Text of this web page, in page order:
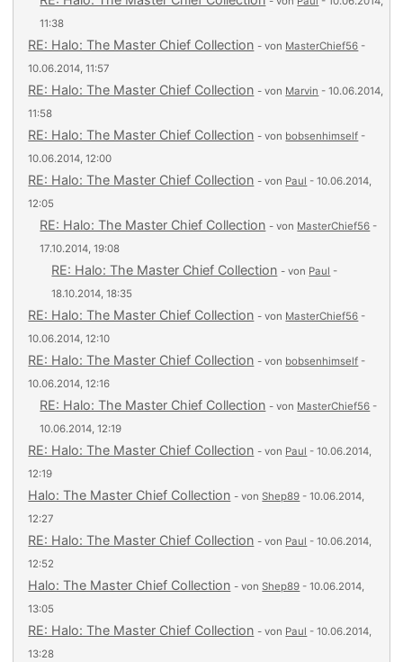
11:38
RE: Halo: The Master Chief Collection - von MasterChief56 -
10.06.2014, 11:57
RE: Halo: The Master Chief Collection - von Marvin - 10.06.2014,
11:58
RE: Halo: The Master Chief Collection - von bobsenhimself -
10.06.2014, 12:00
RE: Halo: The Master Chief Collection - von Paul - 10.06.2014,
12:05
RE: Halo: The Master Chief Collection - von MasterChief56 -
17.10.2014, 19:08
RE: Halo: The Master Chief Collection - von Paul -
18.10.2014, 18:35
RE: Halo: The Master Chief Collection - von MasterChief56 -
10.06.2014, 12:10
RE: Halo: The Master Chief Collection - von bobsenhimself -
10.06.2014, 12:16
RE: Halo: The Master Chief Collection - von MasterChief56 -
10.06.2014, 12:19
RE: Halo: The Master Chief Collection - von Paul - 10.06.2014,
12:19
Halo: The Master Chief Collection - vonShep89 - 10.06.2014,
12:27
RE: Halo: The Master Chief Collection - von Paul - 10.06.2014,
12:52
Halo: The Master Chief Collection - vonShep89 - 10.06.2014,
13:05
RE: Halo: The Master Chief Collection - von Paul - 10.06.2014,
13:28